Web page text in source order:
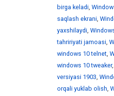
birga keladi,
saqlash ekrani,
yaxshilaydi,
tahririyati jamoasi,
windows 10 telnet,
windows 10 tweaker,
versiyasi 1903,
orqali yuklab olish,